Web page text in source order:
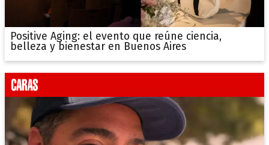
Positive Aging: el evento que reúne ciencia,
belleza y bienestar en Buenos Aires